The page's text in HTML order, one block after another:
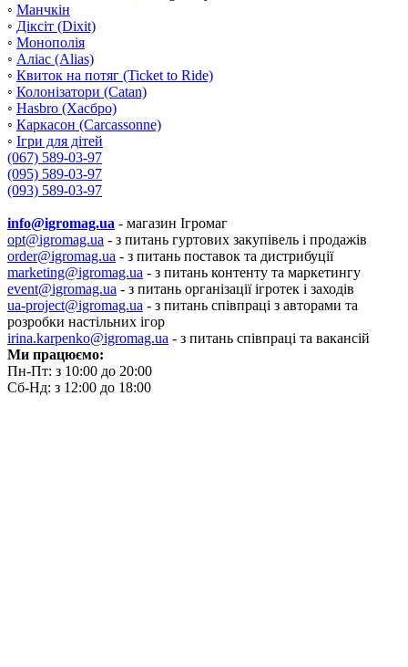
◦ Манчкін
◦ Діксіт (Dixit)
◦ Монополія
◦ Аліас (Alias)
◦ Квиток на потяг (Ticket to Ride)
◦ Колонізатори (Catan)
◦ Hasbro (Хасбро)
◦ Каркасон (Carcassonne)
◦ Ігри для дітей
(067) 589-03-97
(095) 589-03-97
(093) 589-03-97
info@igromag.ua - магазин Ігромаг
opt@igromag.ua - з питань гуртових закупівель і продажів
order@igromag.ua - з питань поставок та дистрибуції
marketing@igromag.ua - з питань контенту та маркетингу
event@igromag.ua - з питань організації ігротек і заходів
ua-project@igromag.ua - з питань співпраці з авторами та
розробки настільних ігор
irina.karpenko@igromag.ua - з питань співпраці та вакансій
Ми працюємо:
Пн-Пт: з 10:00 до 20:00
Сб-Нд: з 12:00 до 18:00